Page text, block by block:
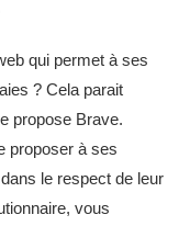
qui permet à ses
? Cela parait
propose Brave.
proposer à ses
le respect de leur
vous